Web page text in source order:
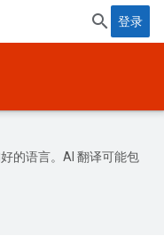
登录
的语言。AI 翻译可能包